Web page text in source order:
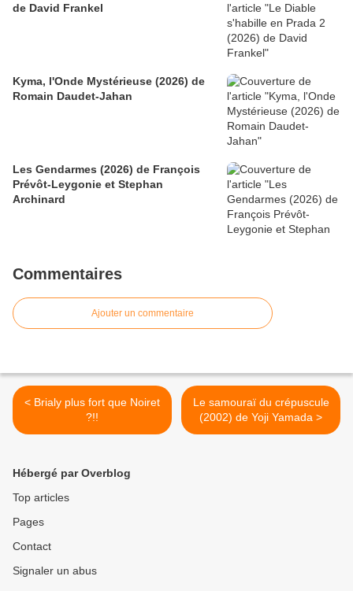
de David Frankel
Kyma, l'Onde Mystérieuse (2026) de
Romain Daudet-Jahan
Les Gendarmes (2026) de François
Prévôt-Leygonie et Stephan
Archinard
Commentaires
Ajouter un commentaire
< Brialy plus fort que Noiret
?!!
Le samouraï du crépuscule
(2002) de Yoji Yamada >
Hébergé par Overblog
Top articles
Pages
Contact
Signaler un abus